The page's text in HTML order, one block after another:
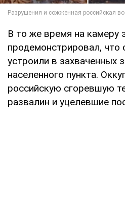
В то же время на камеру
продемонстрировал, что
устроили в захваченных
населенного пункта.
российскую сгоревшую
развалин и уцелевшие